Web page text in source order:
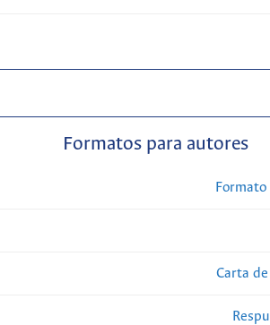
Formatos para autores
Carta